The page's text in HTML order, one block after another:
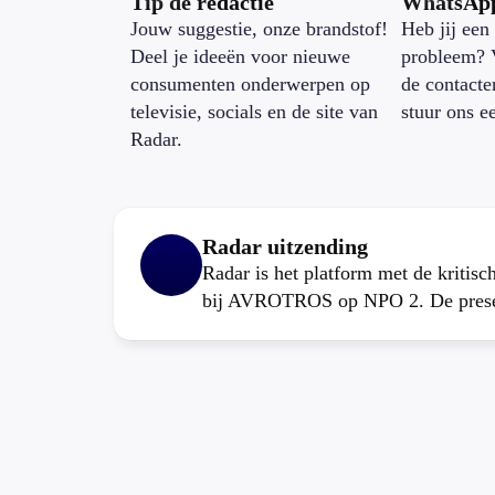
Jouw suggestie, onze brandstof!
Deel je ideeën voor nieuwe
consumenten onderwerpen op
televisie, socials en de site van
Radar.
Heb jij een
probleem?
de
stuur ons
Radar uitzending
Radar is het platform met de
bij AVROTROS op NPO 2. De